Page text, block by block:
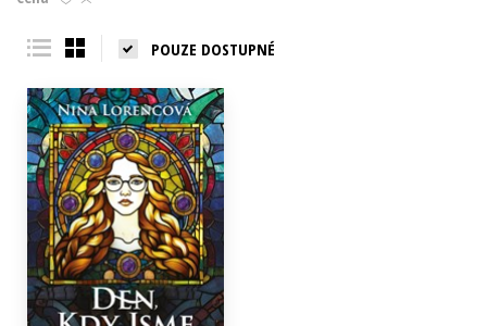
Young adult (SK)
POUZE DOSTUPNÉ